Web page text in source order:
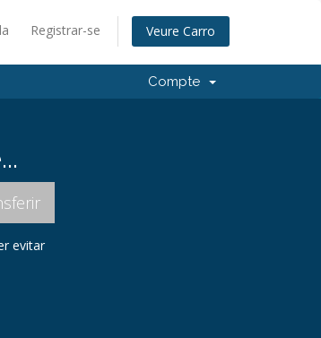
Registrar-se Veure Carro
Compte
evitar